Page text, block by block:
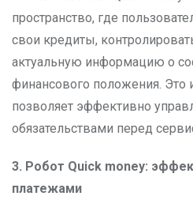
пространство, где
свои кредиты,
актуальную информацию о
финансового положения. Это
позволяет эффективно
обязательствами перед
3. Робот Quick money:
платежами